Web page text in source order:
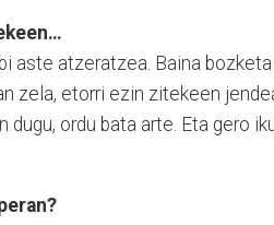
aste atzeratzea. Baina
zela, etorri ezin zitekeen
dugu, ordu bata arte. Eta gero